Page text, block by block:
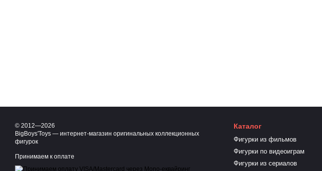
© 2012—2026
BigBoys'Toys — интернет-магазин оригинальных коллекционных
фигурок
Принимаем к оплате
Каталог
Фигурки из фильмов
Фигурки по видеоиграм
Фигурки из сериалов